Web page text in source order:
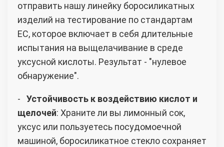
отправить нашу линейку боросиликатных
изделий на тестирование по стандартам
ЕС, которое включает в себя длительные
испытания на выщелачивание в среде
уксусной кислоты. Результат - "нулевое
обнаружение".
- Устойчивость к воздействию кислот и
щелочей: Храните ли вы лимонный сок,
уксус или пользуетесь посудомоечной
машиной, боросиликатное стекло сохраняет